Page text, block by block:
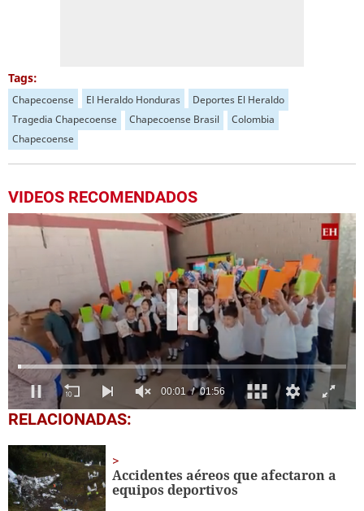
Tags:
Chapecoense El Heraldo Honduras
Deportes El Heraldo
Tragedia Chapecoense
Chapecoense Brasil
Colombia
Chapecoense
VIDEOS RECOMENDADOS
0
seconds
1
minute,
56
seconds
RELACIONADAS:
Accidentes aéreos que afectaron a
equipos deportivos